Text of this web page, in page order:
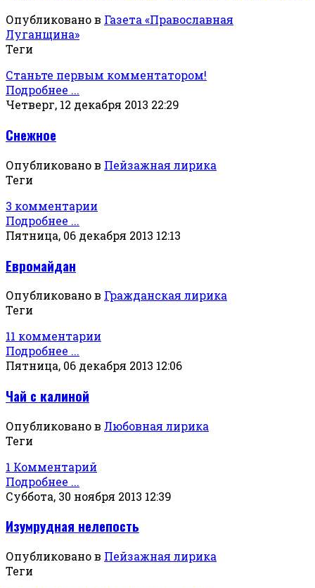
Опубликовано в Газета «Православная
Луганщина»
Теги
Станьте первым комментатором!
Подробнее ...
Четверг, 12 декабря 2013 22:29
Снежное
Опубликовано в Пейзажная лирика
Теги
3 комментарии
Подробнее ...
Пятница, 06 декабря 2013 12:13
Евромайдан
Опубликовано в Гражданская лирика
Теги
11 комментарии
Подробнее ...
Пятница, 06 декабря 2013 12:06
Чай с калиной
Опубликовано в Любовная лирика
Теги
1 Комментарий
Подробнее ...
Суббота, 30 ноября 2013 12:39
Изумрудная нелепость
Опубликовано в Пейзажная лирика
Теги